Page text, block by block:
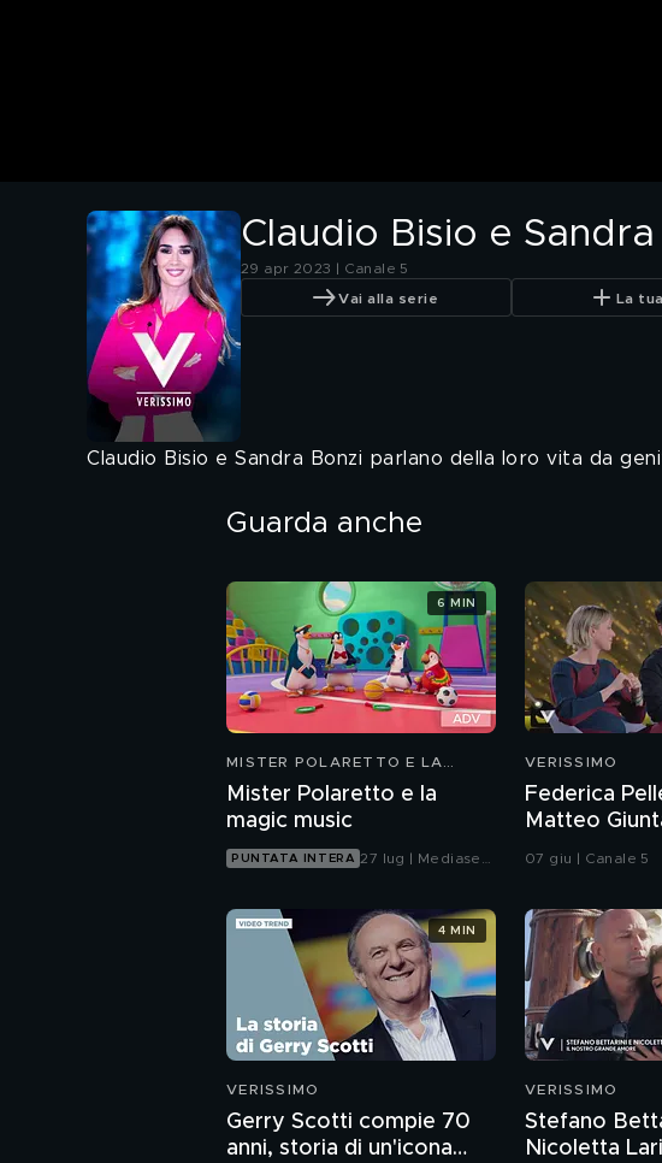
Claudio Bisio e
29 apr 2023 | Canale 5
Vai alla serie La
Claudio Bisio e Sandra Bonzi parlano della loro vita da
Guarda anche
MISTER POLARETTO E LA
Mister Polaretto e la
magic music
PUNTATA INTERA 27 lug | Mediaset
6 MIN
VERISSIMO
Federica
Matteo
integrale
07 giu | Canale 5
VERISSIMO
Gerry Scotti compie 70
anni, storia di un'icona
4 MIN
VERISSIMO
Stefano
Nicoletta